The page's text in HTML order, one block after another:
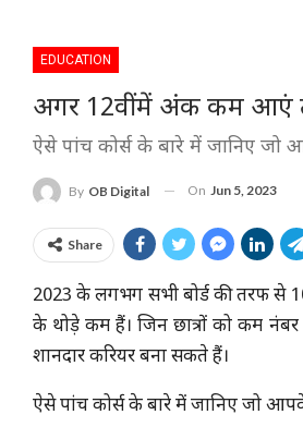
EDUCATION
अगर 12वीं में अंक कम आएं
ऐसे पांच कोर्स के बारे में जानिए
By OB Digital On Jun 5, 2023
Share
2023 के लगभग सभी बोर्ड की तरफ से
के थोड़े कम हैं। जिन छात्रों को कम
शानदार करियर बना सकते हैं।
ऐसे पांच कोर्स के बारे में जानिए जो